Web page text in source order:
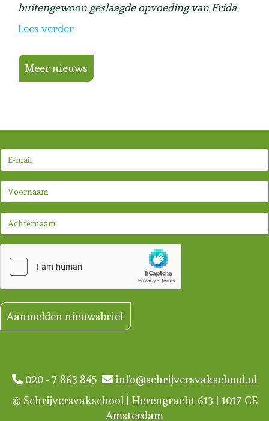
buitengewoon geslaagde opvoeding van Frida
Lees verder
Meer nieuws
Aanmelden nieuwsbrief
020 - 7 863 845
info@schrijversvakschool.nl
© Schrijversvakschool | Herengracht 613 | 1017 CE
Amsterdam